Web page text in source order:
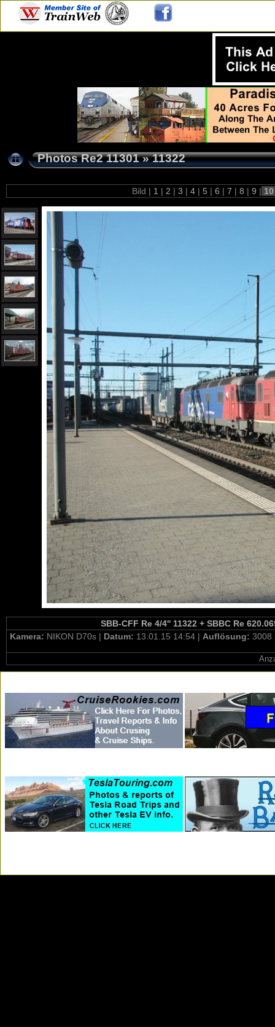
Photos Re2 11301»11322
Bild | 1 | 2 | 3 | 4 | 5 | 6 | 7 | 8 | 9 |
SBB-CFF Re 4/4'' 11322 + SBBC Re
Kamera: NIKON D70s | Datum: 13.01.15 14:54 | Auflösung: 3008